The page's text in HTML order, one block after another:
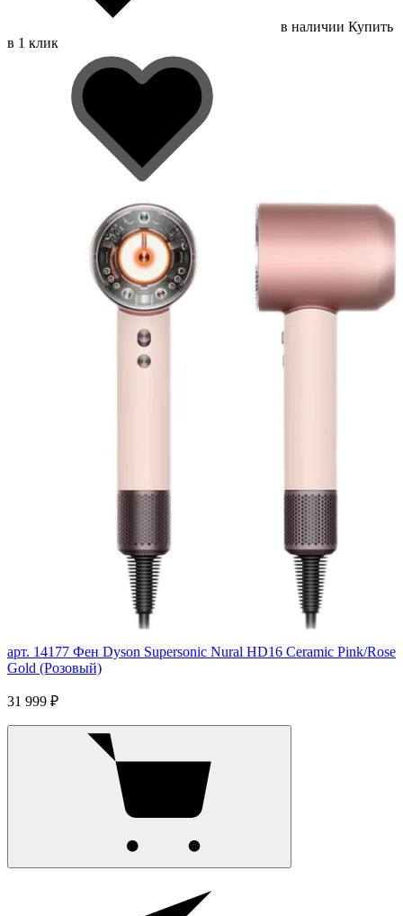
в наличии Купить
в 1 клик
арт. 14177 Фен Dyson Supersonic Nural HD16 Ceramic Pink/Rose
Gold (Розовый)
31 999 ₽